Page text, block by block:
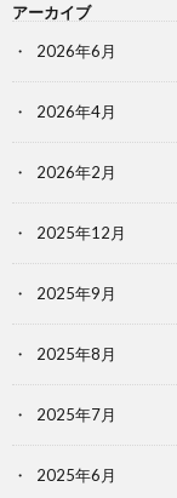
アーカイブ
2026年6月
2026年4月
2026年2月
2025年12月
2025年9月
2025年8月
2025年7月
2025年6月